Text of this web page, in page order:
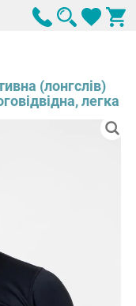
(лонгслів)
легка